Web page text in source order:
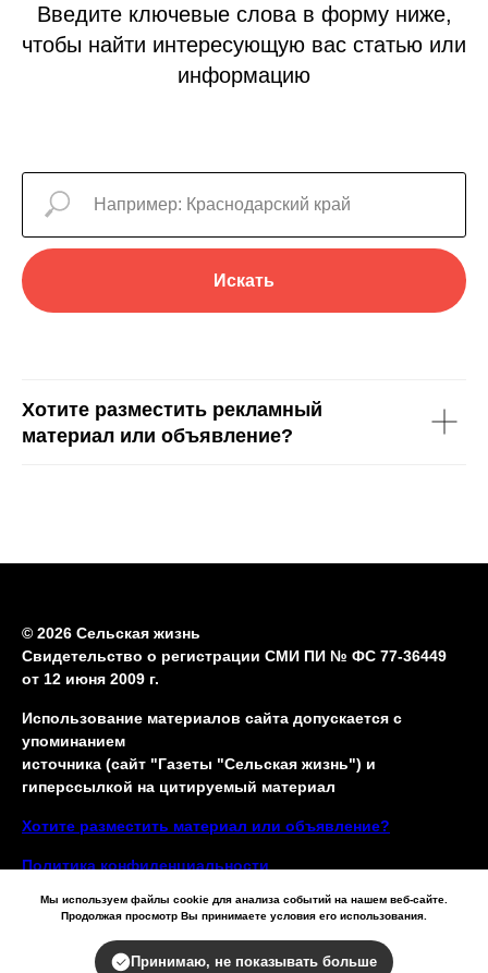
Введите ключевые слова в форму ниже,
чтобы найти интересующую вас статью или
информацию
Искать
Хотите разместить рекламный
материал или объявление?
© 2026 Сельская жизнь
Свидетельство о регистрации СМИ ПИ № ФС 77-36449
от 12 июня 2009 г.
Использование материалов сайта допускается с
упоминанием
источника (сайт "Газеты "Сельская жизнь") и
гиперссылкой на цитируемый материал
Хотите разместить материал или объявление?
Политика конфиденциальности
Мы используем файлы cookie для анализа событий на нашем веб-сайте.
Продолжая просмотр Вы принимаете условия его использования.
Принимаю, не показывать больше